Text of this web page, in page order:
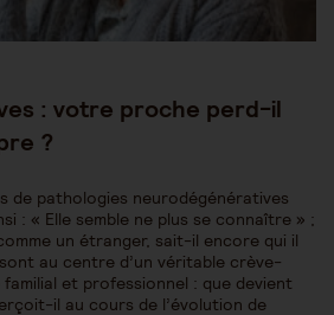
: votre proche perd-il
?
de pathologies neurodégénératives
: « Elle semble ne plus se connaître » ;
un étranger, sait-il encore qui il
au centre d’un véritable crève-
et professionnel : que devient
il au cours de l’évolution de